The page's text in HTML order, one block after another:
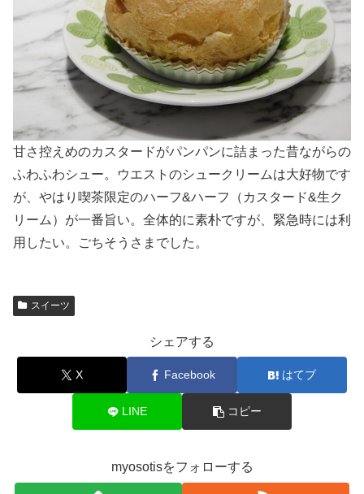
甘さ控えめのカスタードがパンパンに詰まった昔ながらの
ふわふわシュー。ウエストのシュークリームは大好物です
が、やはり喫茶限定のハーフ&ハーフ（カスタード&生ク
リーム）が一番旨い。全体的に素朴ですが、緊急時には利
用したい。ごちそうさまでした。
スイーツ
シェアする
X Facebook はてブ
LINE コピー
myosotisをフォローする